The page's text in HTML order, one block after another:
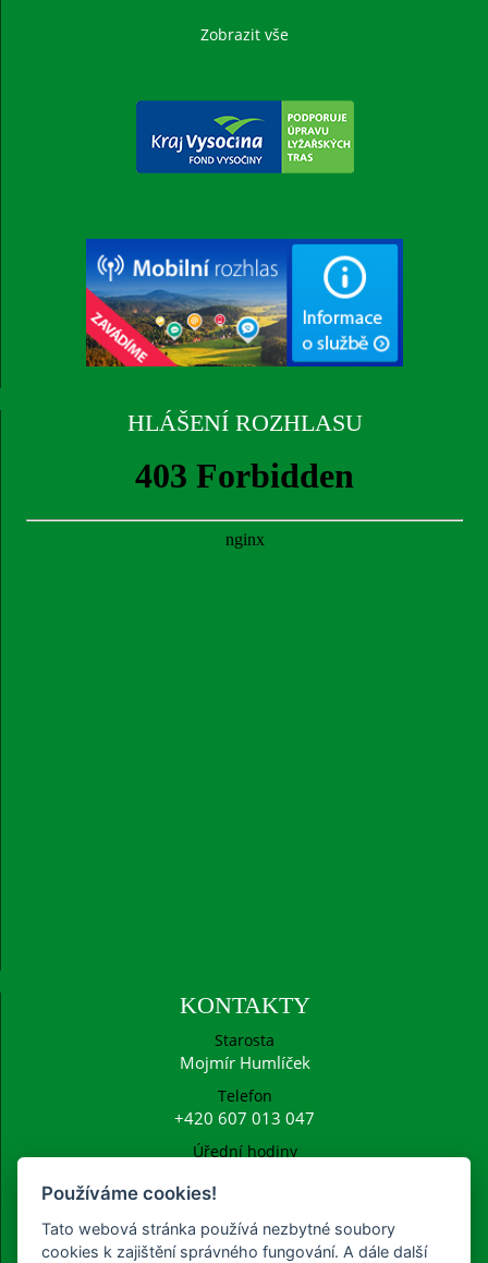
Zobrazit vše
HLÁŠENÍ ROZHLASU
KONTAKTY
Starosta
Mojmír Humlíček
Telefon
+420 607 013 047
Úřední hodiny
ucetni@frysava.cz
starosta@frysava.cz
Používáme cookies!
Tato webová stránka používá nezbytné soubory
cookies k zajištění správného fungování. A dále další